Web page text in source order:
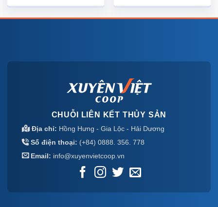
CHUỖI LIÊN KẾT THỦY SẢN
Địa chỉ: Hồng Hưng - Gia Lộc - Hải Dương
Số điện thoại: (+84) 0888. 356. 778
Email: info@xuyenvietcoop.vn